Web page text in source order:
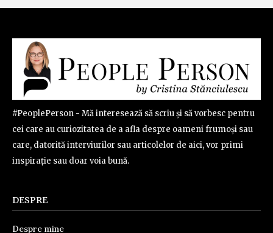
#PeoplePerson - Mă interesează să scriu și să vorbesc pentru
cei care au curiozitatea de a afla despre oameni frumoși sau
care, datorită interviurilor sau articolelor de aici, vor primi
inspirație sau doar voia bună.
DESPRE
Despre mine